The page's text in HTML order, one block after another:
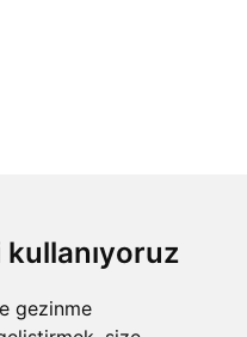
gezinme